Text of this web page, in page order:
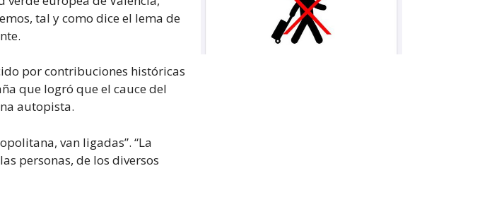
tal y como dice el lema de
por contribuciones históricas
que logró que el cauce del
autopista.
van ligadas”. “La
personas, de los diversos